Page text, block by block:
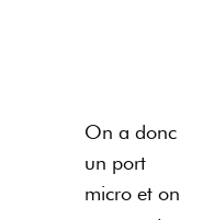
On a donc
un port
micro et on